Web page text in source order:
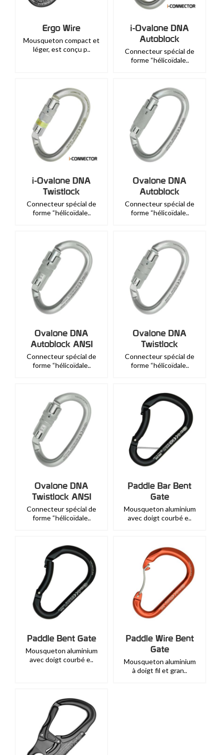
Ergo Wire
Mousqueton compact et
léger, est conçu p..
i-Ovalone DNA
Autoblock
Connecteur spécial de
forme “hélicoïdale..
i-Ovalone DNA
Twistlock
Connecteur spécial de
forme “hélicoïdale..
Ovalone DNA
Autoblock
Connecteur spécial de
forme “hélicoïdale..
Ovalone DNA
Autoblock ANSI
Connecteur spécial de
forme “hélicoïdale..
Ovalone DNA
Twistlock
Connecteur spécial de
forme “hélicoïdale..
Ovalone DNA
Twistlock ANSI
Connecteur spécial de
forme “hélicoïdale..
Paddle Bar Bent
Gate
Mousqueton aluminium
avec doigt courbé e..
Paddle Bent Gate
Mousqueton aluminium
avec doigt courbé e..
Paddle Wire Bent
Gate
Mousqueton aluminium
à doigt fil et gran..